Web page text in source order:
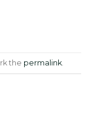
the permalink.